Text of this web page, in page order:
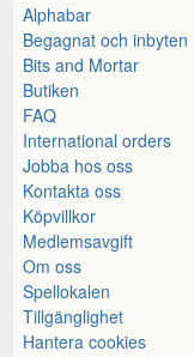
Alphabar
Begagnat och inbyten
Bits and Mortar
Butiken
FAQ
International orders
Jobba hos oss
Kontakta oss
Köpvillkor
Medlemsavgift
Om oss
Spellokalen
Tillgänglighet
Hantera cookies